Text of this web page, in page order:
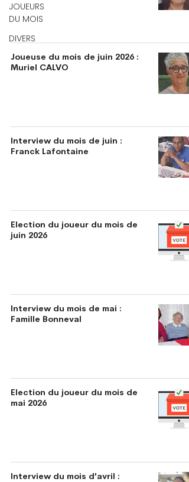
JOUEURS
DU MOIS
DIVERS
Joueuse du mois de juin 2026 :
Muriel CALVO
Interview du mois de juin :
Franck Lafontaine
Election du joueur du mois de
juin 2026
Interview du mois de mai :
Famille Bonneval
Election du joueur du mois de
mai 2026
Interview du mois d'avril :